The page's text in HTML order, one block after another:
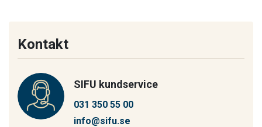
Kontakt
SIFU kundservice
031 350 55 00
info@sifu.se